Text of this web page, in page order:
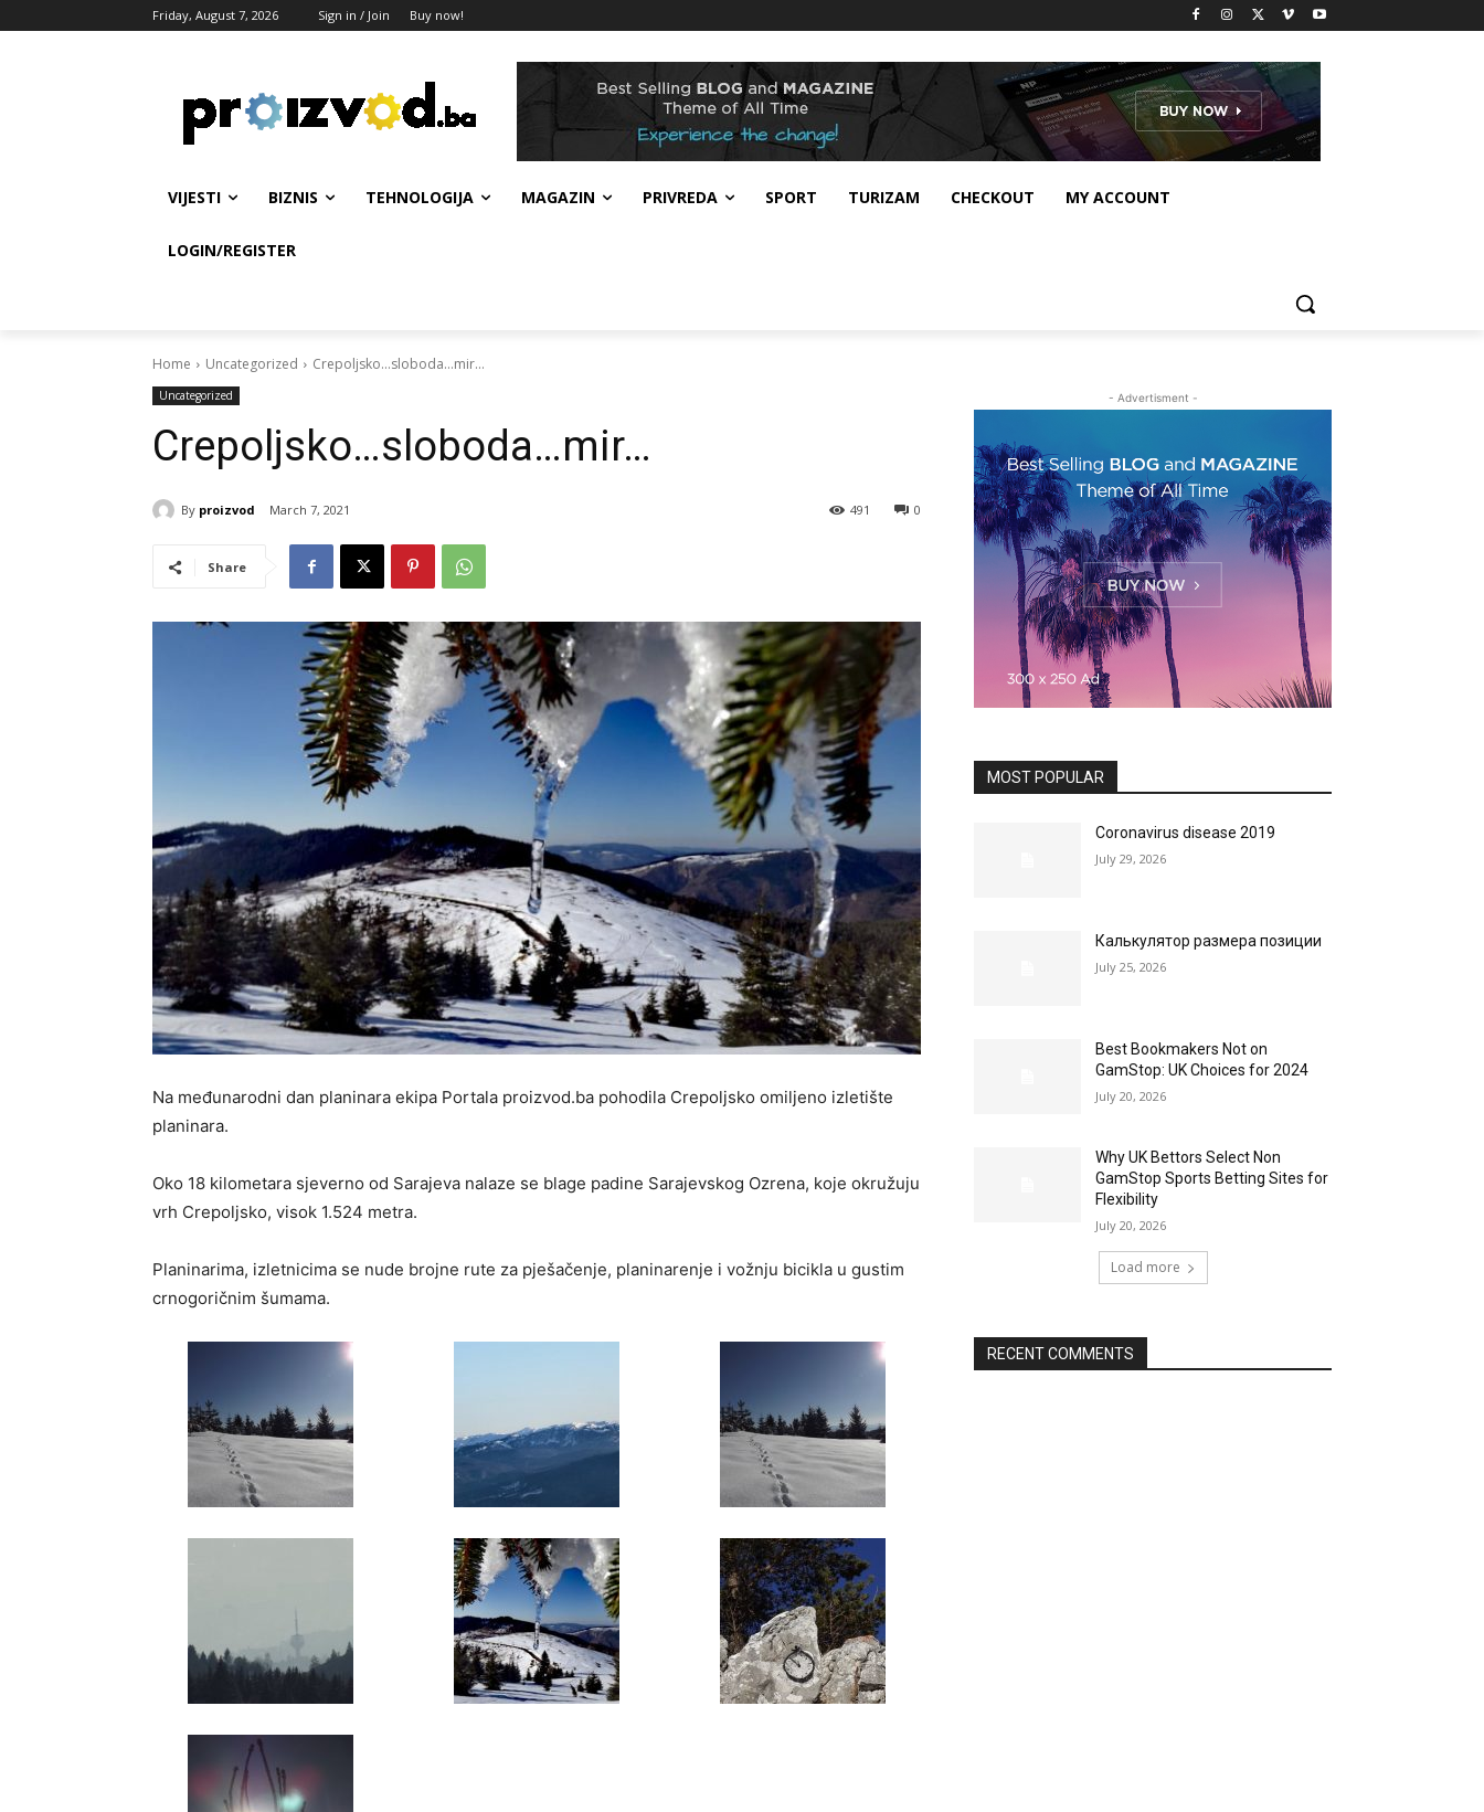
Friday, August 7, 2026 Sign in / Join Buy now!
VIJESTI BIZNIS TEHNOLOGIJA MAGAZIN PRIVREDA SPORT TURIZAM CHECKOUT MY ACCOUNT
LOGIN/REGISTER
Home Uncategorized Crepoljsko...sloboda...mir...
Uncategorized
Crepoljsko…sloboda…mir…
By proizvod March 7, 2021 0
491
Share
Na međunarodni dan planinara ekipa Portala proizvod.ba pohodila Crepoljsko omiljeno izletište
planinara.
Oko 18 kilometara sjeverno od Sarajeva nalaze se blage padine Sarajevskog Ozrena, koje okružuju
vrh Crepoljsko, visok 1.524 metra.
Planinarima, izletnicima se nude brojne rute za pješačenje, planinarenje i vožnju bicikla u gustim
crnogoričnim šumama.
- Advertisment -
MOST POPULAR
Coronavirus disease 2019
July 29, 2026
Калькулятор размера позиции
July 25, 2026
Best Bookmakers Not on
GamStop: UK Choices for 2024
July 20, 2026
Why UK Bettors Select Non
GamStop Sports Betting Sites for
Flexibility
July 20, 2026
Load more
RECENT COMMENTS